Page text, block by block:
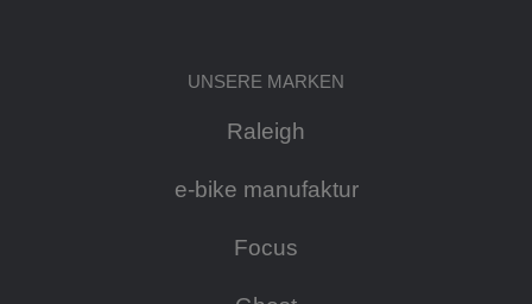
UNSERE MARKEN
Raleigh
e-bike manufaktur
Focus